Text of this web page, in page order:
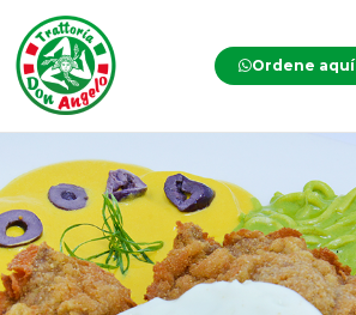
Ordene aquí
Acorazado
cantidad